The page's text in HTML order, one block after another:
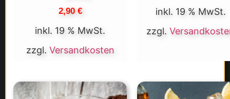
2,90 €
inkl. 19 % MwSt.
zzgl. Versandkosten
inkl. 19 % MwSt.
zzgl.